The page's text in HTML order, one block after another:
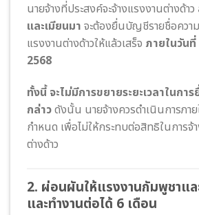
นายจ้างที่ประสงค์จะจ้างแรงงานต่างด้าว
และเมียนมา จะต้องยื่นบัญชีรายชื่อควา
แรงงานต่างด้าวให้แล้วเสร็จ ภายในวัน
2568
ทั้งนี้ จะไม่มีการขยายระยะเวลาในก
กล่าวดังนั้น นายจ้างควรดำเนินการภาย
กำหนด เพื่อไม่ให้กระทบต่อสิทธิในการจ้
ต่างด้าว
2. ผ่อนผันให้แรงงานกัมพูชาแ
และทำงานต่อได้ 6 เดือน